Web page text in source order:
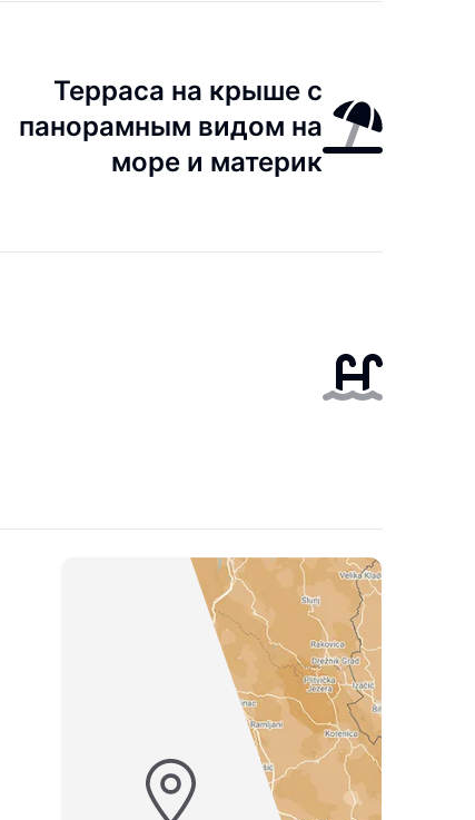
Терраса на крыше с
панорамным видом на
море и материк